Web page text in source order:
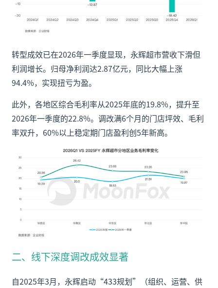
转型成效已在2026年一季度显现，永辉超市营收下滑但
利润增长。归母净利润达2.87亿元，同比大幅上涨
94.4%，实现扭亏为盈。
此外，各地区综合毛利率从2025年底的19.8%，提升至
2026年一季度的22.8%。调改满6个月的门店坪效、毛利
率双升，60%以上稳定期门店盈利创5年新高。
二、线下深度调改成效显著
自2025年3月，永辉启动“433规划”（组织、运营、供